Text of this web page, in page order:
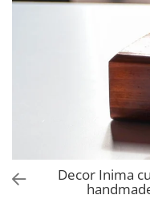
Decor Inima